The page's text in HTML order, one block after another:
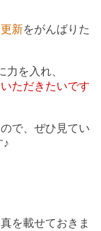
新をがんばりた
を入れ、
ただきたいです
で、ぜひ見てい
♪
を載せておきま